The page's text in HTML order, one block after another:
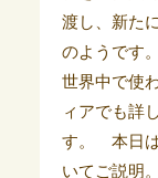
渡し、新た
のようです。
世界中で使
ィアでも詳
す。 本日は
いてご説明。